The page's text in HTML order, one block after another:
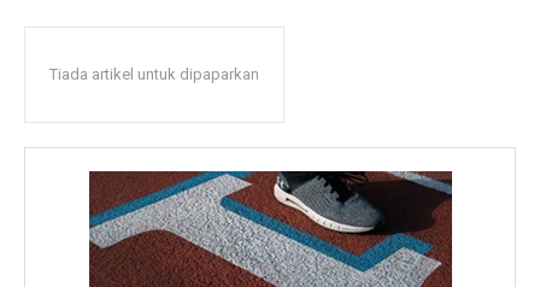
Tiada artikel untuk dipaparkan